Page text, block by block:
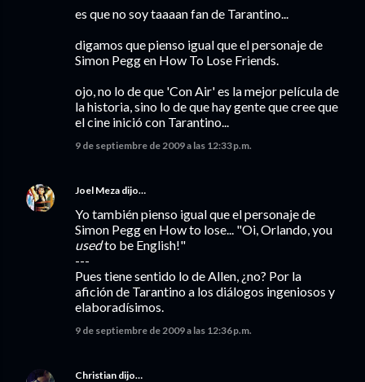
es que no soy taaaan fan de Tarantino...
digamos que pienso igual que el personaje de
Simon Pegg en How To Lose Friends.
ojo, no lo de que 'Con Air' es la mejor película de
la historia, sino lo de que hay gente que cree que
el cine inició con Tarantino...
9 de septiembre de 2009 a las 12:33 p.m.
Joel Meza dijo…
Yo también pienso igual que el personaje de
Simon Pegg en How to lose... "Oi, Orlando, you
usedto be English!"
---
Pues tiene sentido lo de Allen, ¿no? Por la
afición de Tarantino a los diálogos ingeniosos y
elaboradísimos.
9 de septiembre de 2009 a las 12:36 p.m.
Christian dijo…